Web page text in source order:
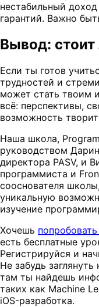
нестабильный
гарантий. Важно
Вывод: стоит
Если ты готов
трудностей и
может стать твоим
всё: перспективы,
возможность
Наша школа,
руководством
директора PASV, и
программиста и
сооснователя
уникальную
изучение
Хочешь
есть бесплатные
Регистрируйся и
Не забудь
там ты найдешь
таких как Machine
iOS-разработка.